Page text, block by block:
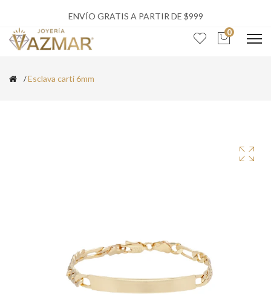
ENVÍO GRATIS A PARTIR DE $999
0
Esclava carti 6mm